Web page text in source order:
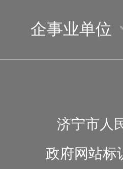
企事业单位
济宁市人
政府网站标